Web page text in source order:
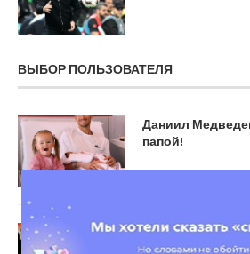
ВЫБОР ПОЛЬЗОВАТЕЛЯ
Даниил
папой!
«Лейкерс» в
Дончича